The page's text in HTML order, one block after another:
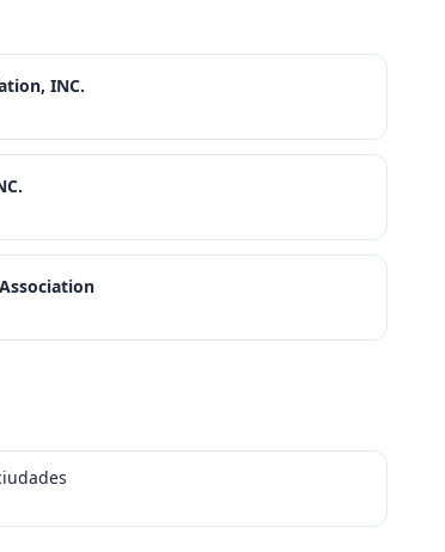
INC.